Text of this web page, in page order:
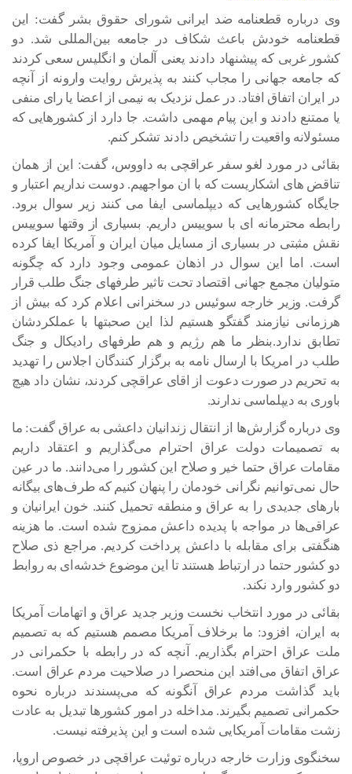
وی درباره قطعنامه ضد ایرانی شورای حقوق بشر گفت: این
قطعنامه خودش باعث شکاف در جامعه بین‌المللی شد. دو
کشور غربی که پیشنهاد دادند یعنی آلمان و انگلیس سعی کردند
که جامعه جهانی را مجاب کنند به پذیرش روایت وارونه از آنچه
در ایران اتفاق افتاد. در عمل نزدیک به نیمی از اعضا یا رای منفی
یا ممتنع دادند و این پیام مهمی داشت. جا دارد از کشورهایی که
مسئولانه واقعیت را تشخیص دادند تشکر کنم.
بقائی در مورد لغو سفر عراقچی به داووس، گفت: این از همان
تناقض های اشکاریست که با ان مواجهیم. دوست نداریم اعتبار و
جایگاه کشورهایی که دیپلماسی ایفا می کنند زیر سوال برود.
رابطه محترمانه ای با سوییس داریم. بسیاری از وقتها سوییس
نقش مثبتی در بسیاری از مسایل میان ایران و آمریکا ایفا کرده
است. اما این سوال در اذهان عمومی وجود دارد که چگونه
متولیان مجمع جهانی اقتصاد تحت تاثیر طرفهای جنگ طلب قرار
گرفت. وزیر خارجه سوئیس در سخنرانی اعلام کرد که بیش از
هرزمانی نیازمند گفتگو هستیم لذا این صحبتها با عملکردشان
تطابق ندارد.بنظر ما هم رژیم و هم طرفهای رادیکال و جنگ
طلب در امریکا با ارسال نامه به برگزار کنندگان اجلاس را تهدید
به تحریم در صورت دعوت از اقای عراقچی کردند، نشان داد هیچ
باوری به دیپلماسی ندارند.
وی درباره گزارش‌ها از انتقال زندانیان داعشی به عراق گفت: ما
به تصمیمات دولت عراق احترام می‌گذاریم و اعتقاد داریم
مقامات عراق حتما خیر و صلاح این کشور را می‌دانند. ما در عین
حال نمی‌توانیم نگرانی خودمان را پنهان کنیم که طرف‌های بیگانه
بارهای جدیدی را به عراق و منطقه تحمیل کنند. خون ایرانیان و
عراقی‌ها در مواجه با پدیده داعش ممزوج شده است. ما هزینه
هنگفتی برای مقابله با داعش پرداخت کردیم. مراجع ذی صلاح
دو کشور حتما در ارتباط هستند تا این موضوع خدشه‌ای به روابط
دو کشور وارد نکند.
بقائی در مورد انتخاب نخست وزیر جدید عراق و اتهامات آمریکا
به ایران، افزود: ما برخلاف آمریکا مصمم هستیم که به تصمیم
ملت عراق احترام بگذاریم. آنچه که در رابطه با حکمرانی در
عراق اتفاق می‌افتد این منحصرا در صلاحیت مردم عراق است.
باید گذاشت مردم عراق آنگونه که می‌پسندند درباره نحوه
حکمرانی تصمیم بگیرند. مداخله در امور کشورها تبدیل به عادت
زشت مقامات آمریکایی شده است و این پذیرفته نیست.
سخنگوی وزارت خارجه درباره توئیت عراقچی در خصوص اروپا،